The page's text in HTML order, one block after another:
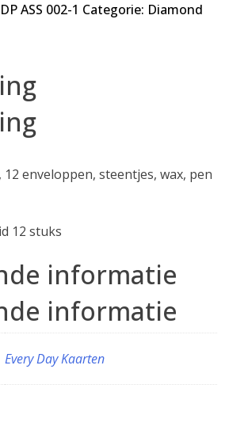
ASS 002-1 Categorie: Diamond
enveloppen, steentjes, wax, pen
12 stuks
informatie
informatie
Every Day Kaarten